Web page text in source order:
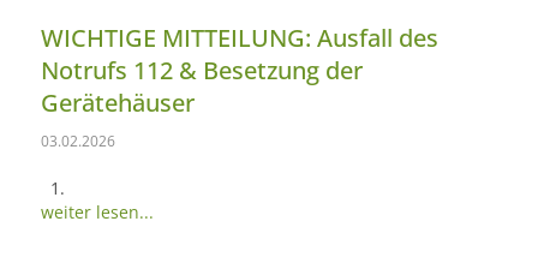
WICHTIGE MITTEILUNG: Ausfall des
Notrufs 112 & Besetzung der
Gerätehäuser
03.02.2026
weiter lesen...